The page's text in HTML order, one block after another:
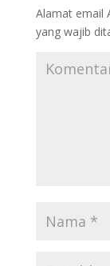
Alamat email
yang wajib